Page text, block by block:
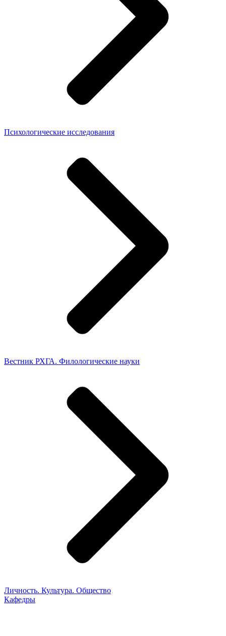
Психологические исследования
Вестник РХГА. Филологические науки
Личность. Культура. Общество
Кафедры